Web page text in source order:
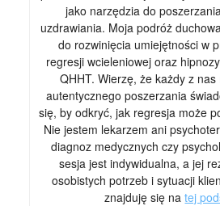
jako narzędzia do
uzdrawiania. Moja podróż
do rozwinięcia umiejętności w
regresji wcieleniowej oraz
QHHT. Wierzę, że każdy z nas
autentycznego poszerzania
się, by odkryć, jak regresja może
Nie jestem lekarzem ani
diagnoz medycznych czy
sesja jest indywidualna, a jej
osobistych potrzeb i sytuacji
znajduję się natej